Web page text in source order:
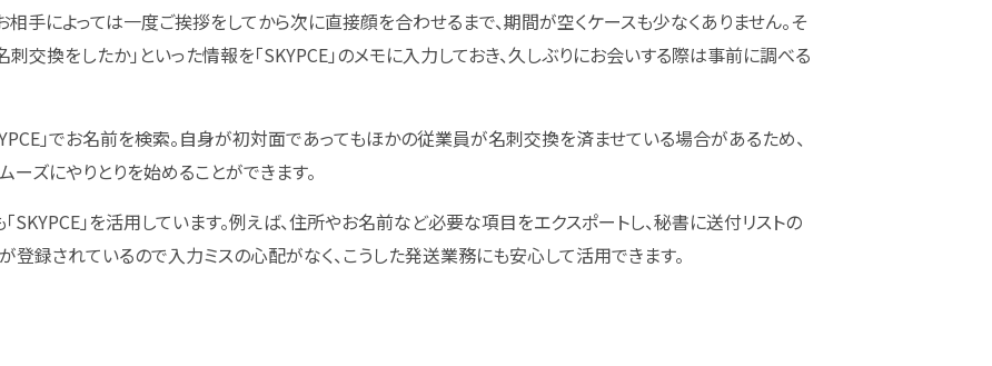
相手によっては一度ご挨拶をしてから次に直接顔を合わせるまで、期間が空くケースも少なくありません。そ
刺交換をしたか」といった情報を「SKYPCE」のメモに入力しておき、久しぶりにお会いする際は事前に調べる
」でお名前を検索。自身が初対面であってもほかの従業員が名刺交換を済ませている場合があるため、
ズにやりとりを始めることができます。
SKYPCE」を活用しています。例えば、住所やお名前など必要な項目をエクスポートし、秘書に送付リストの
録されているので入力ミスの心配がなく、こうした発送業務にも安心して活用できます。